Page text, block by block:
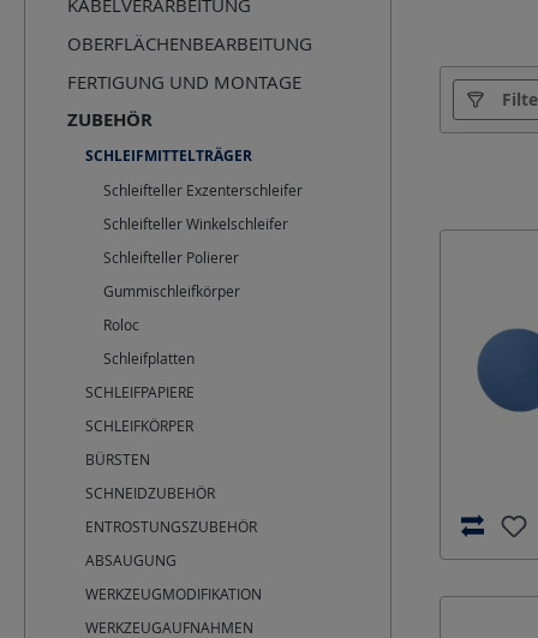
KABELVERARBEITUNG
OBERFLÄCHENBEARBEITUNG
FERTIGUNG UND MONTAGE
ZUBEHÖR
SCHLEIFMITTELTRÄGER
Schleifteller Exzenterschleifer
Schleifteller Winkelschleifer
Schleifteller Polierer
Gummischleifkörper
Roloc
Schleifplatten
SCHLEIFPAPIERE
SCHLEIFKÖRPER
BÜRSTEN
SCHNEIDZUBEHÖR
ENTROSTUNGSZUBEHÖR
ABSAUGUNG
WERKZEUGMODIFIKATION
WERKZEUGAUFNAHMEN
Hersteller